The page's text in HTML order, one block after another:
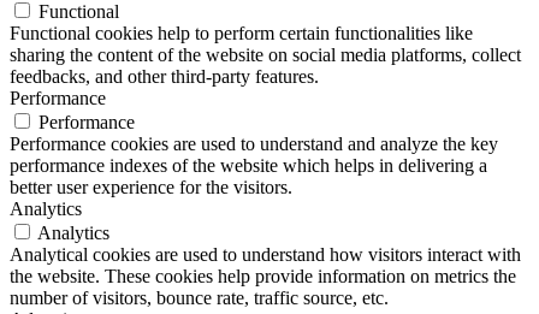
Functional
Functional cookies help to perform certain functionalities like
sharing the content of the website on social media platforms, collect
feedbacks, and other third-party features.
Performance
Performance
Performance cookies are used to understand and analyze the key
performance indexes of the website which helps in delivering a
better user experience for the visitors.
Analytics
Analytics
Analytical cookies are used to understand how visitors interact with
the website. These cookies help provide information on metrics the
number of visitors, bounce rate, traffic source, etc.